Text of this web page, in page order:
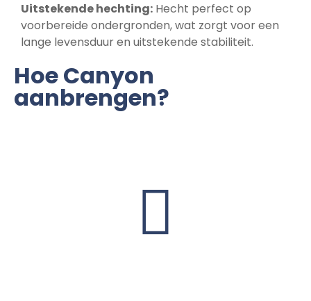
Uitstekende hechting: Hecht perfect op
voorbereide ondergronden, wat zorgt voor een
lange levensduur en uitstekende stabiliteit.
Hoe Canyon
aanbrengen?